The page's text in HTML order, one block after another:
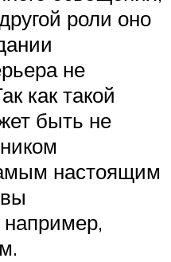
роли оно
не
как такой
быть не
настоящим
например,